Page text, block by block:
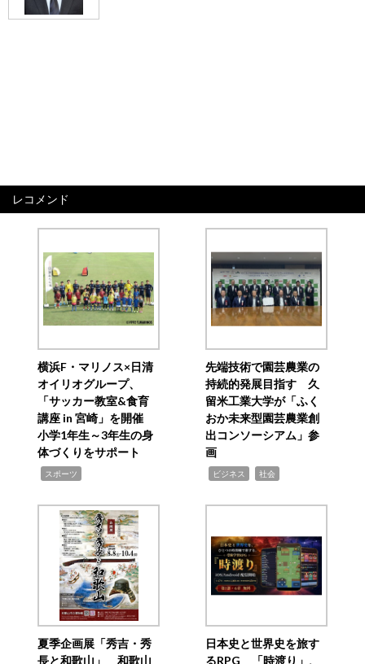
レコメンド
横浜F・マリノス×日清
オイリオグループ、
「サッカー教室&食育
講座 in 宮崎」を開催
小学1年生～3年生の身
体づくりをサポート
スポーツ
先端技術で園芸農業の
持続的発展目指す 久
留米工業大学が「ふく
おか未来型園芸農業創
出コンソーシアム」参
画
ビジネス 社会
夏季企画展「秀吉・秀
長と和歌山」 和歌山
日本史と世界史を旅す
るRPG 「時渡り」、